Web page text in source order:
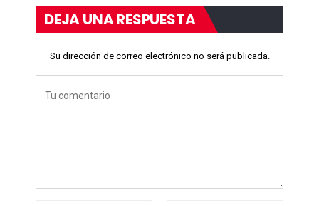
DEJA UNA RESPUESTA
Su dirección de correo electrónico no será publicada.